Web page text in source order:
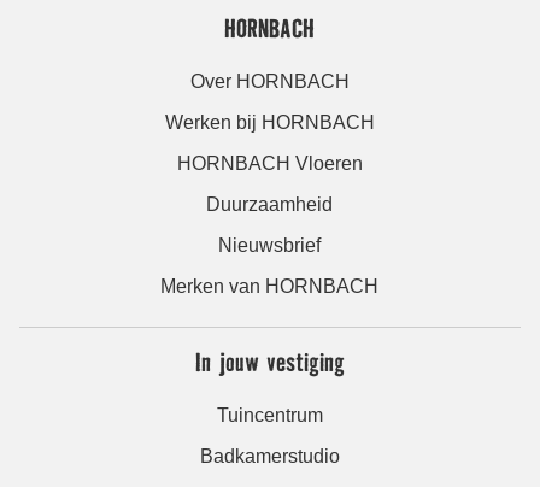
HORNBACH
Over HORNBACH
Werken bij HORNBACH
HORNBACH Vloeren
Duurzaamheid
Nieuwsbrief
Merken van HORNBACH
In jouw vestiging
Tuincentrum
Badkamerstudio